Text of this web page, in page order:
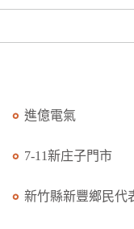
進億電氣
7-11新庄子門市
新竹縣新豐鄉民代